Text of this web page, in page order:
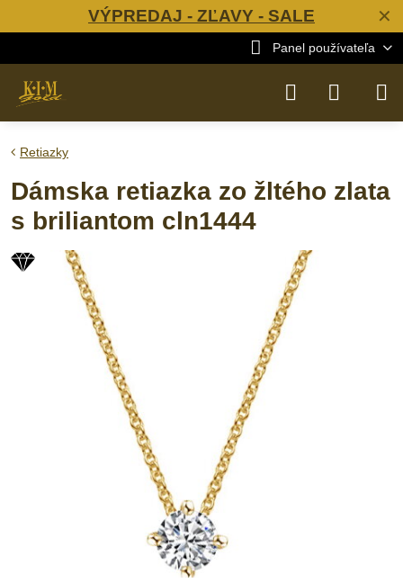
✕
VÝPREDAJ - ZĽAVY - SALE
Panel používateľa
Retiazky
Dámska retiazka zo žltého zlata
s briliantom cln1444